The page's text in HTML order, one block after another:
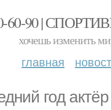
60-90 |
хочешь изменить
главная
год